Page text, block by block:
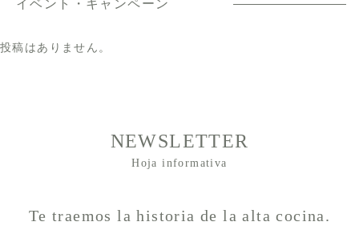
イベント・キャンペーン
投稿はありません。
NEWSLETTER
Hoja informativa
Te traemos la historia de la alta cocina.